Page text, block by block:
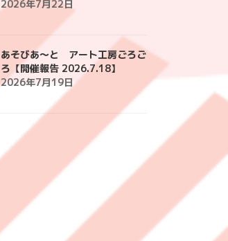
2026年7月22日
あそびあ〜と アート工房ごろご
ろ【開催報告 2026.7.18】
2026年7月19日